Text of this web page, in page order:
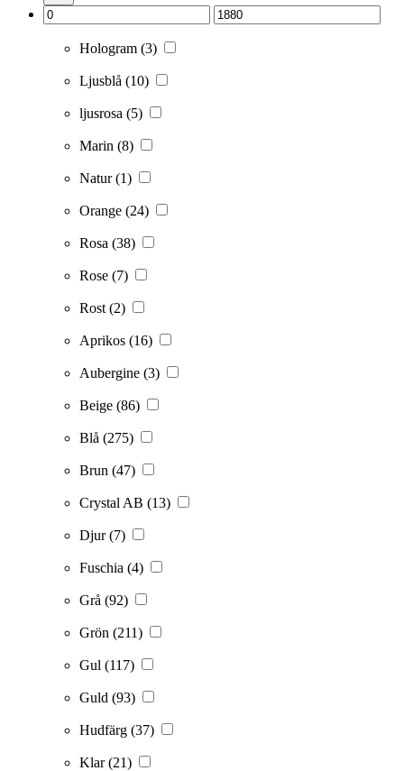
Hologram (3)
Ljusblå (10)
ljusrosa (5)
Marin (8)
Natur(1)
Orange (24)
Rosa (38)
Rose (7)
Rost (2)
Aprikos (16)
Aubergine (3)
Beige (86)
Blå (275)
Brun (47)
Crystal AB (13)
Djur(7)
Fuschia (4)
Grå (92)
Grön (211)
Gul (117)
Guld (93)
Hudfärg (37)
Klar(21)